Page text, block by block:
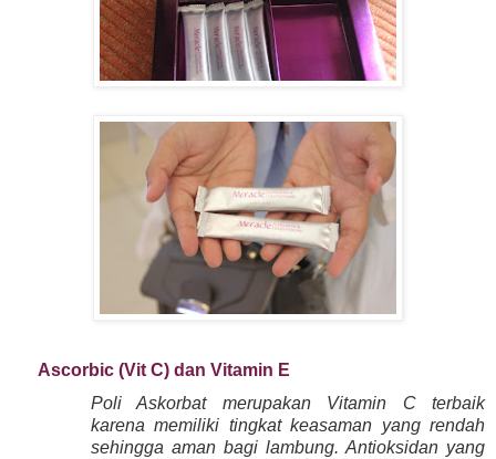
Ascorbic (Vit C) dan Vitamin E
Poli Askorbat merupakan Vitamin C terbaik
karena memiliki tingkat keasaman yang rendah
sehingga aman bagi lambung. Antioksidan yang